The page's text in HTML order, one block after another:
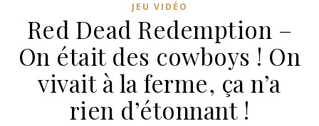
JEU VIDÉO
Red Dead Redemption –
On était des cowboys ! On
vivait à la ferme, ça n’a
rien d’étonnant !